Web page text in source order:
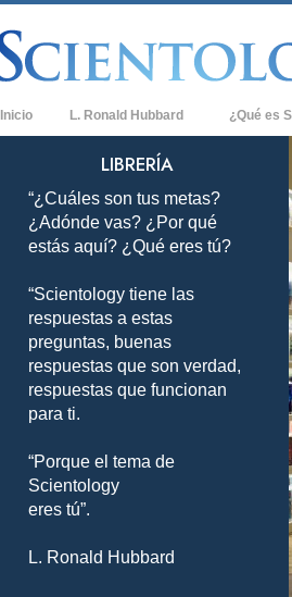
Inicio L. Ronald Hubbard ¿Qué es
Credos y
Qué dicen
Scientology
Conoce a
Dentro de
Los
Una
Amor y
LIBRERÍA
“¿Cuáles son tus metas?
¿Adónde vas? ¿Por qué
estás aquí? ¿Qué eres tú?
“Scientology tiene las
respuestas a estas
preguntas, buenas
respuestas que son verdad,
respuestas que funcionan
para ti.
“Porque el tema de
Scientology
eres tú”.
L. Ronald Hubbard